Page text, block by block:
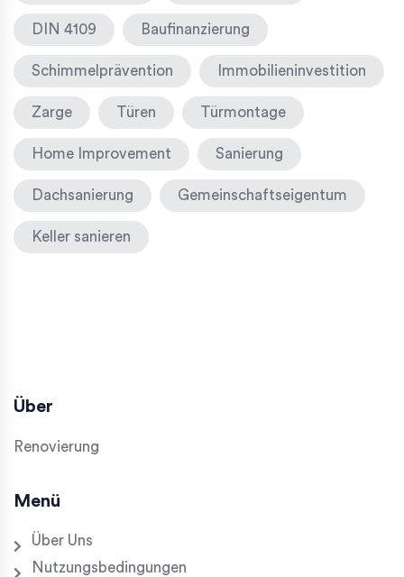
DIN 4109 Baufinanzierung
Schimmelprävention Immobilieninvestition
Zarge Türen Türmontage
Home Improvement Sanierung
Dachsanierung Gemeinschaftseigentum
Keller sanieren
Über
Renovierung
Menü
Über Uns
Nutzungsbedingungen